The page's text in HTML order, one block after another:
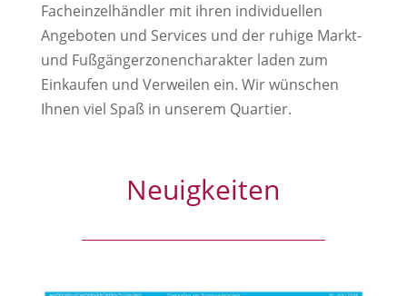
Facheinzelhändler mit ihren individuellen
Angeboten und Services und der ruhige Markt-
und Fußgängerzonencharakter laden zum
Einkaufen und Verweilen ein. Wir wünschen
Ihnen viel Spaß in unserem Quartier.
Neuigkeiten